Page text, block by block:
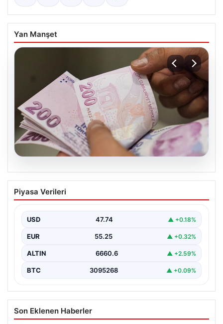
Yan Manşet
07.08.2026
Bayram ikramiyeleri ne zaman yatacak?
2026 Kurban Bayramı emekli ikramiye
Piyasa Verileri
USD 47.74 ▲ +0.18%
EUR 55.25 ▲ +0.32%
ALTIN 6660.6 ▲ +2.59%
BTC 3095268 ▲ +0.09%
Son Eklenen Haberler